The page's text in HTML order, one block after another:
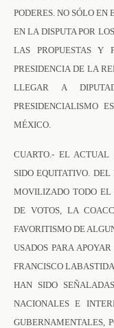
PODERES. NO SÓLO EN
EN LA DISPUTA POR
LAS PROPUESTAS Y
PRESIDENCIA DE LA
LLEGAR A
PRESIDENCIALISMO
MÉXICO.
CUARTO.- EL ACTUAL
SIDO EQUITATIVO.
MOVILIZADO TODO EL
DE VOTOS, LA
FAVORITISMO DE
USADOS PARA
FRANCISCO
HAN SIDO
NACIONALES E
GUBERNAMENTALES,